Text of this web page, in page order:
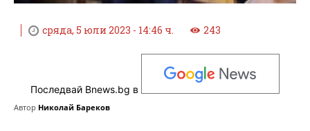
сряда, 5 юли 2023 - 14:46 ч. 243
Последвай Bnews.bg в
Автор Николай Бареков